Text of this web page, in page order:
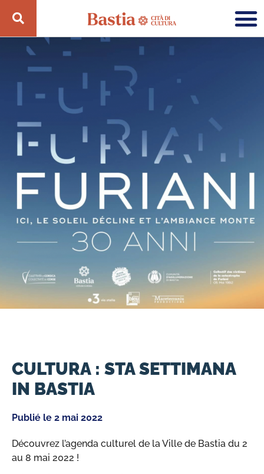
CULTURA : STA SETTIMANA
IN BASTIA
Publié le 2 mai 2022
Découvrez l’agenda culturel de la Ville de Bastia du 2
au 8 mai 2022 !